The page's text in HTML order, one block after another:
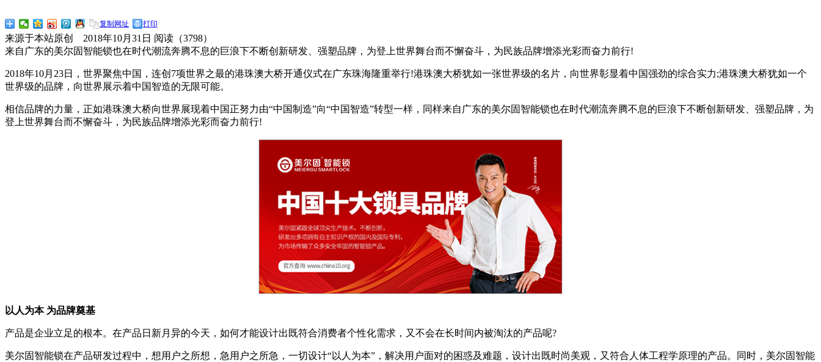
复制网址 打印
来源于本站原创 2018年10月31日 阅读（3798）
来自广东的美尔固智能锁也在时代潮流奔腾不息的巨浪下不断创新研发、强塑品牌，为登上世界舞台而不懈奋斗，为民族品牌增添光彩而奋力前行!
2018年10月23日，世界聚焦中国，连创7项世界之最的港珠澳大桥开通仪式在广东珠海隆重举行!港珠澳大桥犹如一张世界级的名片，向世界彰显着中国强劲的综合实力;港珠澳大桥犹如一个
世界级的品牌，向世界展示着中国智造的无限可能。
相信品牌的力量，正如港珠澳大桥向世界展现着中国正努力由“中国制造”向“中国智造”转型一样，同样来自广东的美尔固智能锁也在时代潮流奔腾不息的巨浪下不断创新研发、强塑品牌，为
登上世界舞台而不懈奋斗，为民族品牌增添光彩而奋力前行!
以人为本 为品牌奠基
产品是企业立足的根本。在产品日新月异的今天，如何才能设计出既符合消费者个性化需求，又不会在长时间内被淘汰的产品呢?
美尔固智能锁在产品研发过程中，想用户之所想，急用户之所急，一切设计“以人为本”，解决用户面对的困惑及难题，设计出既时尚美观，又符合人体工程学原理的产品。同时，美尔固智能